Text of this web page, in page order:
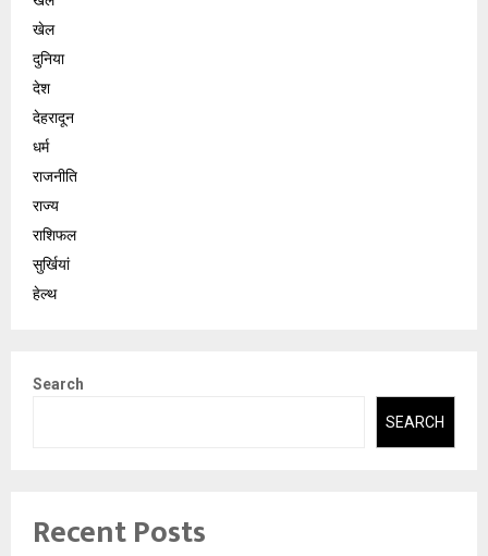
खेल
दुनिया
देश
देहरादून
धर्म
राजनीति
राज्य
राशिफल
सुर्खियां
हेल्थ
Search
SEARCH
Recent Posts